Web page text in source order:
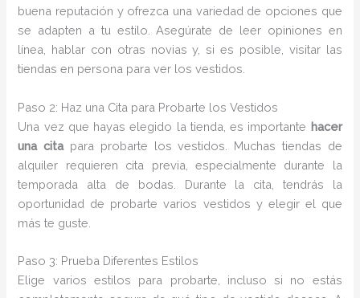
buena reputación y ofrezca una variedad de opciones que
se adapten a tu estilo. Asegúrate de leer opiniones en
línea, hablar con otras novias y, si es posible, visitar las
tiendas en persona para ver los vestidos.
Paso 2: Haz una Cita para Probarte los Vestidos
Una vez que hayas elegido la tienda, es importante hacer
una citapara probarte los vestidos. Muchas tiendas de
alquiler requieren cita previa, especialmente durante la
temporada alta de bodas. Durante la cita, tendrás la
oportunidad de probarte varios vestidos y elegir el que
más te guste.
Paso 3: Prueba Diferentes Estilos
Elige varios estilos para probarte, incluso si no estás